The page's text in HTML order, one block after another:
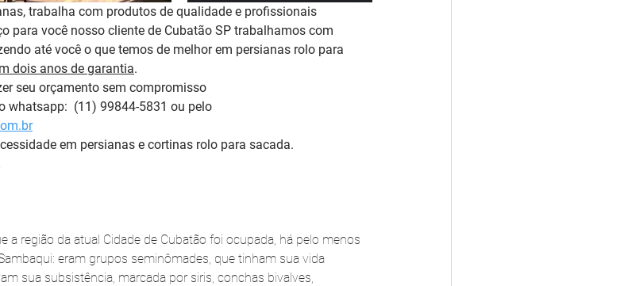
trabalha com produtos de qualidade e profissionais
para você nosso cliente de Cubatão SP trabalhamos com
até você o que temos de melhor em persianas rolo para
dois anos de garantia.
seu orçamento sem compromisso
whatsapp:  (11) 99844-5831 ou pelo
em persianas e cortinas rolo para sacada.
a região da atual Cidade de Cubatão foi ocupada, há pelo menos
eram grupos seminômades, que tinham sua vida
sua subsistência, marcada por siris, conchas bivalves,